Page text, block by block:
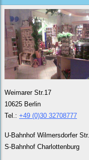
Weimarer Str.17
10625 Berlin
Tel.: +49 (0)30 32708777
U-Bahnhof Wilmersdorfer Str.
S-Bahnhof Charlottenburg